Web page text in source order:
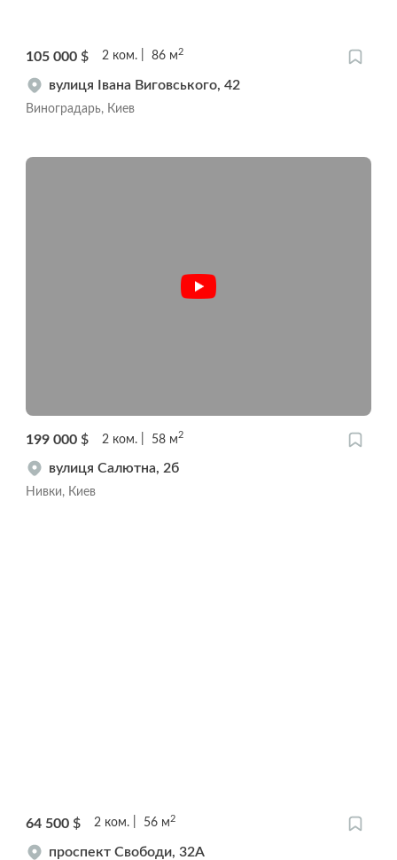
105 000 $ 2 ком. 86 м 2
вулиця Івана Виговського, 42
Виноградарь, Киев
199 000 $ 2 ком. 58 м2
вулиця Салютна, 2б
Нивки, Киев
64 500 $ 2 ком. 56 м 2
проспект Свободи, 32А